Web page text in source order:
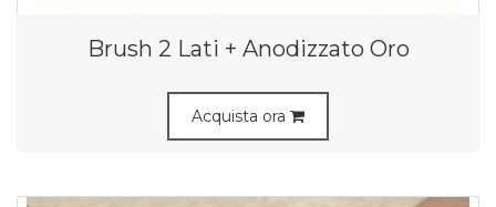
Brush 2 Lati + Anodizzato Oro
Acquista ora